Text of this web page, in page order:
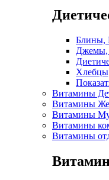
Блины,
Джемы,
Витамины
Витамины
Витамины
Витамины
Витамины